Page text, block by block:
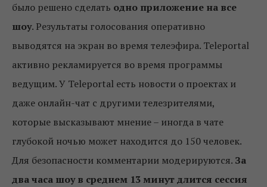
было решено сделать одно приложение на все
шоу. Результаты голосования оперативно
выводятся на экран во время телеэфира. Teleportal
активно рекламируется во время программы
ведущим. У Teleportal есть новости о проектах и
даже онлайн-чат с другими телезрителями,
которые высказывают мнение – иногда в чате
глубокой ночью может находится до 150 человек.
Для безопасности комментарии модерируются. За
два часа шоу в среднем 13 минут длится сессия